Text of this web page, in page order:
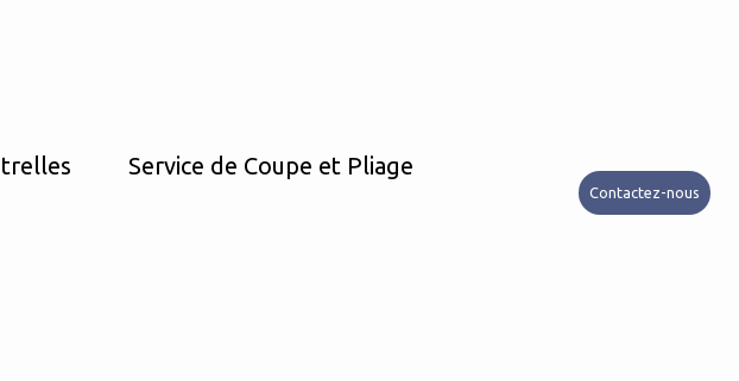
Service de Coupe et Pliage
Contactez-nous